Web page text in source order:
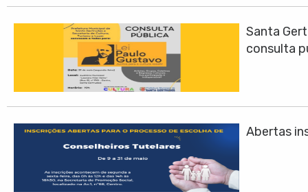
Santa
consulta
Abertas